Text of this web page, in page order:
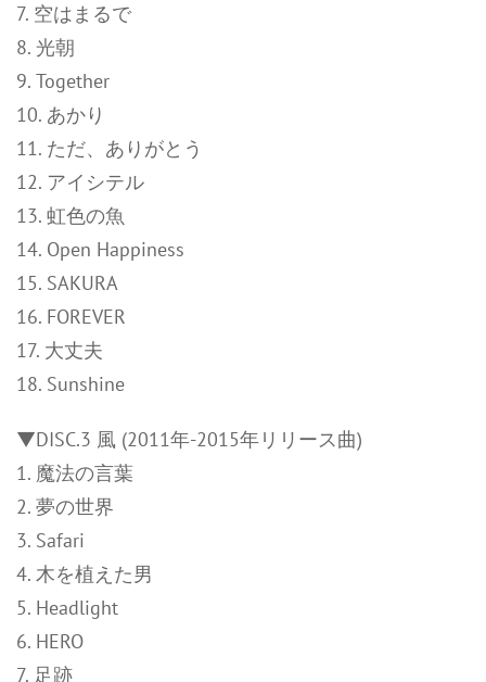
7. 空はまるで
8. 光朝
9. Together
10. あかり
11. ただ、ありがとう
12. アイシテル
13. 虹色の魚
14. Open Happiness
15. SAKURA
16. FOREVER
17. 大丈夫
18. Sunshine
▼DISC.3 風 (2011年-2015年リリース曲)
1. 魔法の言葉
2. 夢の世界
3. Safari
4. 木を植えた男
5. Headlight
6. HERO
7. 足跡